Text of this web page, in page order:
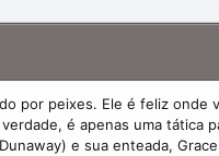
por peixes. Ele é feliz onde
é apenas uma tática
e sua enteada,